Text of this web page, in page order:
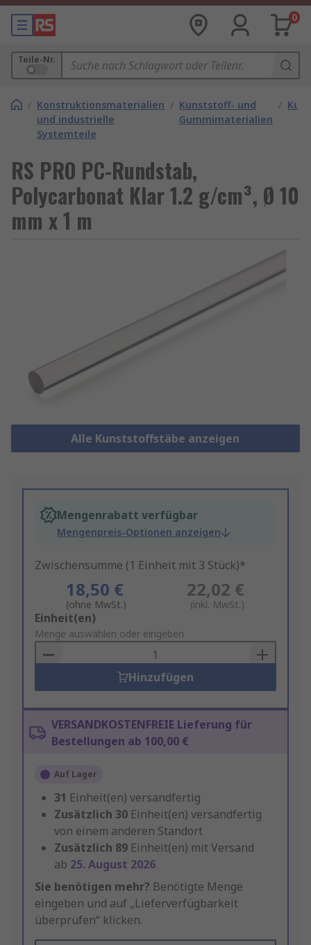
0
Teile-Nr.
/ Konstruktionsmaterialien
und industrielle
Systemteile
/ Kunststoff- und
Gummimaterialien
/
RS PRO PC-Rundstab,
Polycarbonat Klar 1.2 g/cm³, Ø 10
mm x 1 m
Alle Kunststoffstäbe anzeigen
Mengenrabatt verfügbar
Mengenpreis-Optionen anzeigen
Zwischensumme (1 Einheit mit 3 Stück)*
18,50 €
(ohne MwSt.)
22,02 €
(inkl. MwSt.)
Add
to
Basket
Einheit(en)
Menge auswählen oder eingeben
Hinzufügen
VERSANDKOSTENFREIE Lieferung für
Bestellungen ab 100,00 €
Auf Lager
31 Einheit(en) versandfertig
Zusätzlich 30 Einheit(en) versandfertig
von einem anderen Standort
Zusätzlich 89 Einheit(en) mit Versand
ab 25. August 2026
Sie benötigen mehr? Benötigte Menge
eingeben und auf „Lieferverfügbarkeit
überprüfen“ klicken.